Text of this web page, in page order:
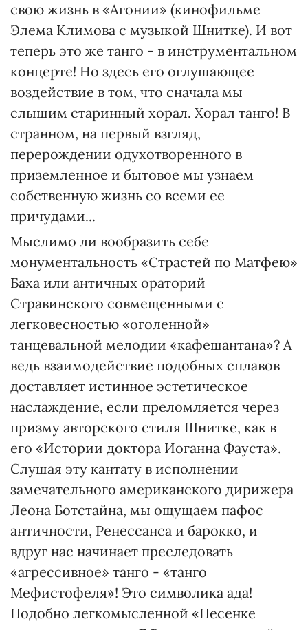
свою жизнь в «Агонии» (кинофильме
Элема Климова с музыкой Шнитке). И вот
теперь это же танго - в инструментальном
концерте! Но здесь его оглушающее
воздействие в том, что сначала мы
слышим старинный хорал. Хорал танго! В
странном, на первый взгляд,
перерождении одухотворенного в
приземленное и бытовое мы узнаем
собственную жизнь со всеми ее
причудами...
Мыслимо ли вообразить себе
монументальность «Страстей по Матфею»
Баха или античных ораторий
Стравинского совмещенными с
легковесностью «оголенной»
танцевальной мелодии «кафешантана»? А
ведь взаимодействие подобных сплавов
доставляет истинное эстетическое
наслаждение, если преломляется через
призму авторского стиля Шнитке, как в
его «Истории доктора Иоганна Фауста».
Слушая эту кантату в исполнении
замечательного американского дирижера
Леона Ботстайна, мы ощущаем пафос
античности, Ренессанса и барокко, и
вдруг нас начинает преследовать
«агрессивное» танго - «танго
Мефистофеля»! Это символика ада!
Подобно легкомысленной «Песенке